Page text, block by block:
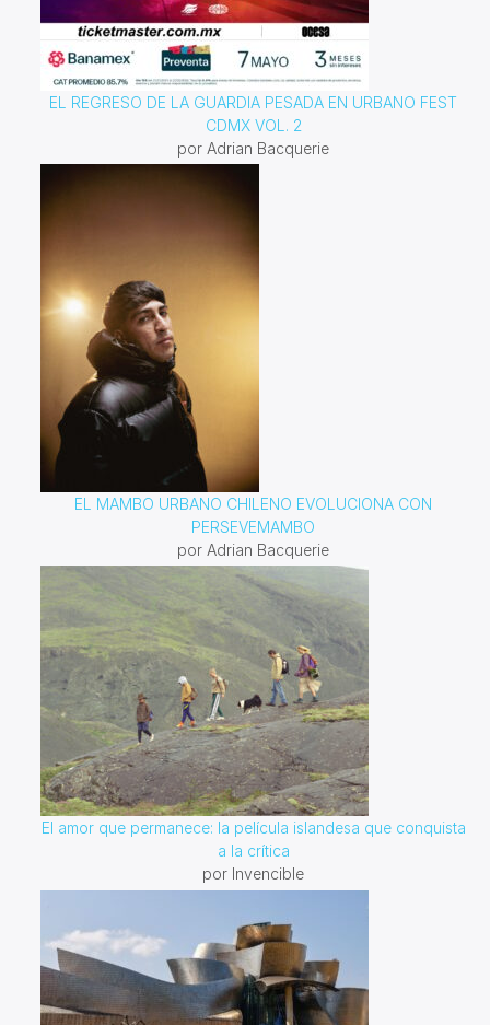
EL REGRESO DE LA GUARDIA PESADA EN URBANO FEST
CDMX VOL. 2
por Adrian Bacquerie
EL MAMBO URBANO CHILENO EVOLUCIONA CON
PERSEVEMAMBO
por Adrian Bacquerie
El amor que permanece: la película islandesa que conquista
a la crítica
por Invencible